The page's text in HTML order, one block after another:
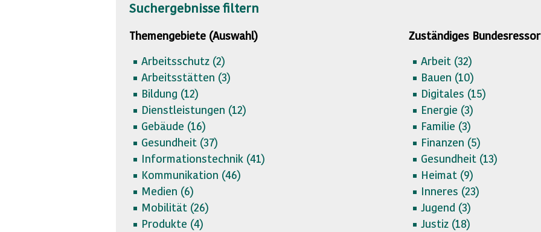
Suchergebnisse filtern
Themengebiete (Auswahl)
Arbeitsschutz (2)
Arbeitsstätten (3)
Bildung (12)
Dienstleistungen (12)
Gebäude (16)
Gesundheit (37)
Informationstechnik (41)
Kommunikation (46)
Medien (6)
Mobilität (26)
Produkte (4)
Zuständiges
Arbeit (32)
Bauen (10)
Digitales (15)
Energie (3)
Familie (3)
Finanzen (5)
Gesundheit (13)
Heimat (9)
Inneres (23)
Jugend (3)
Justiz (18)